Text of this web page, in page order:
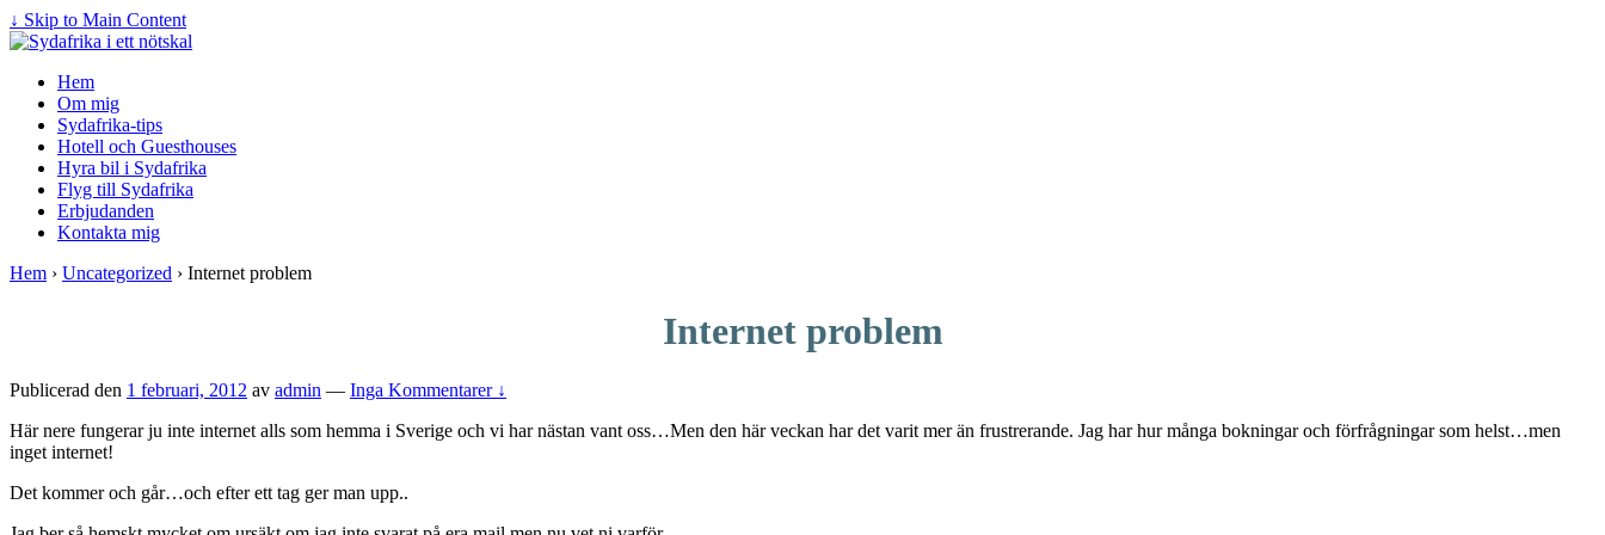
↓ Skip to Main Content
Hem
Om mig
Sydafrika-tips
Hotell och Guesthouses
Hyra bil i Sydafrika
Flyg till Sydafrika
Erbjudanden
Kontakta mig
Hem › Uncategorized › Internet problem
Internet problem
Publicerad den 1 februari, 2012 av admin — Inga Kommentarer ↓
Här nere fungerar ju inte internet alls som hemma i Sverige och vi har nästan vant oss…Men den här veckan har det varit mer än frustrerande. Jag har hur många bokningar och förfrågningar som helst…men
inget internet!
Det kommer och går…och efter ett tag ger man upp..